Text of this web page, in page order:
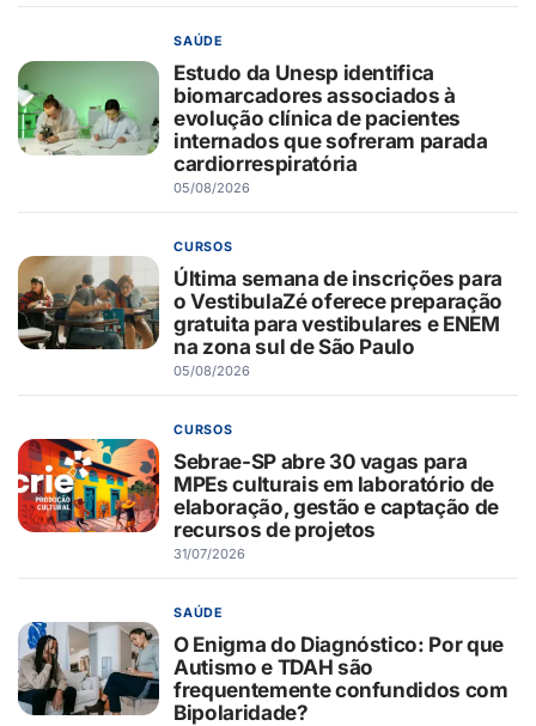
SAÚDE
Estudo da Unesp identifica
biomarcadores associados à
evolução clínica de pacientes
internados que sofreram parada
cardiorrespiratória
05/08/2026
CURSOS
Última semana de inscrições para
o VestibulaZé oferece preparação
gratuita para vestibulares e ENEM
na zona sul de São Paulo
05/08/2026
CURSOS
Sebrae-SP abre 30 vagas para
MPEs culturais em laboratório de
elaboração, gestão e captação de
recursos de projetos
31/07/2026
SAÚDE
O Enigma do Diagnóstico: Por que
Autismo e TDAH são
frequentemente confundidos com
Bipolaridade?